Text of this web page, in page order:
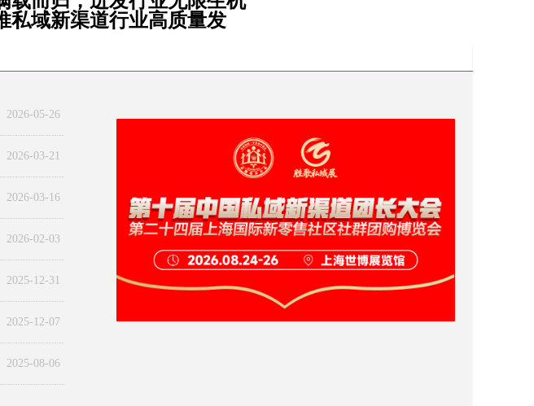
私域新渠道行业高质量发
2026-05-26
2026-03-21
2026-03-16
2026-02-03
2025-12-31
2025-12-07
2025-08-06